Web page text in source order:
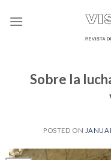
Sobre la
POSTED ON